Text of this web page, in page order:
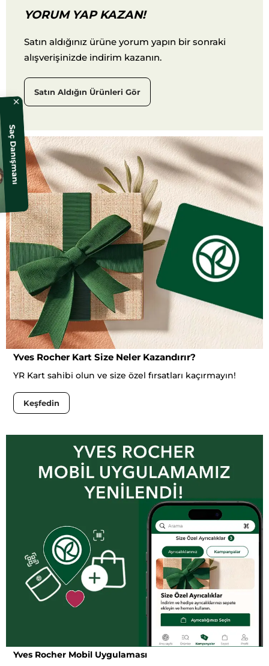
YORUM YAP KAZAN!
Satın aldığınız ürüne yorum yapın bir sonraki
alışverişinizde indirim kazanın.
Satın Aldığın Ürünleri Gör
Yves Rocher Kart Size Neler Kazandırır?
YR Kart sahibi olun ve size özel fırsatları kaçırmayın!
Keşfedin
Yves Rocher Mobil Uygulaması
Saç Danışmanı